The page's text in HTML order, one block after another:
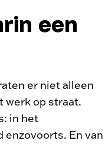
een
er niet alleen
werk op straat.
in het
En van